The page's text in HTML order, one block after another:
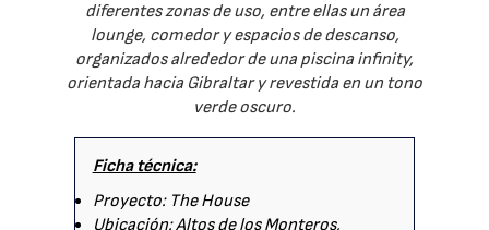
diferentes zonas de uso, entre ellas un área
lounge, comedor y espacios de descanso,
organizados alrededor de una piscina infinity,
orientada hacia Gibraltar y revestida en un tono
verde oscuro.
Ficha técnica:
Proyecto: The House
Ubicación: Altos de los Monteros,